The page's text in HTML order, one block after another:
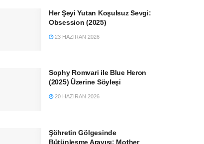
Her Şeyi Yutan Koşulsuz Sevgi:
Obsession (2025)
23 HAZIRAN 2026
Sophy Romvari ile Blue Heron
(2025) Üzerine Söyleşi
20 HAZIRAN 2026
Şöhretin Gölgesinde
Bütünleşme Arayışı: Mother